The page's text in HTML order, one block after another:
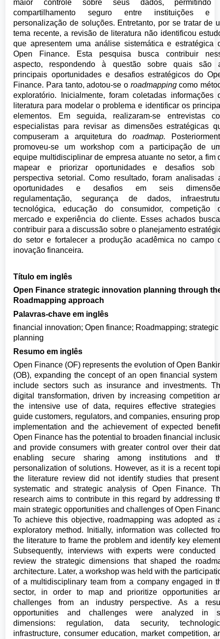
maior controle sobre seus dados, permitindo
compartilhamento seguro entre instituições e
personalização de soluções. Entretanto, por se tratar de
tema recente, a revisão de literatura não identificou
que apresentem uma análise sistemática e estratégica
Open Finance. Esta pesquisa busca contribuir
aspecto, respondendo à questão sobre quais são
principais oportunidades e desafios estratégicos do
Finance. Para tanto, adotou-se o roadmappingcomo
exploratório. Inicialmente, foram coletadas informações
literatura para modelar o problema e identificar os
elementos. Em seguida, realizaram-se entrevistas
especialistas para revisar as dimensões estratégicas
compuseram a arquitetura doroadmap.
promoveu-se um workshop com a participação de
equipe multidisciplinar de empresa atuante no setor, a fim
mapear e priorizar oportunidades e desafios sob
perspectiva setorial. Como resultado, foram analisadas
oportunidades e desafios em seis
regulamentação, segurança de dados,
tecnológica, educação do consumidor, competição
mercado e experiência do cliente. Esses achados
contribuir para a discussão sobre o planejamento
do setor e fortalecer a produção acadêmica no campo
inovação financeira.
Título em inglês
Open Finance strategic innovation planning through
Roadmapping approach
Palavras-chave em inglês
financial innovation; Open finance; Roadmapping; strategic
planning
Resumo em inglês
Open Finance (OF) represents the evolution of Open
(OB), expanding the concept of an open financial system
include sectors such as insurance and investments.
digital transformation, driven by increasing competition
the intensive use of data, requires effective strategies
guide customers, regulators, and companies, ensuring
implementation and the achievement of expected
Open Finance has the potential to broaden financial
and provide consumers with greater control over their
enabling secure sharing among institutions and
personalization of solutions. However, as it is a recent
the literature review did not identify studies that
systematic and strategic analysis of Open Finance.
research aims to contribute in this regard by addressing
main strategic opportunities and challenges of Open
To achieve this objective, roadmapping was adopted as
exploratory method. Initially, information was collected
the literature to frame the problem and identify key
Subsequently, interviews with experts were conducted
review the strategic dimensions that shaped the
architecture. Later, a workshop was held with the
of a multidisciplinary team from a company engaged in
sector, in order to map and prioritize opportunities
challenges from an industry perspective. As a
opportunities and challenges were analyzed in
dimensions: regulation, data security,
infrastructure, consumer education, market competition,